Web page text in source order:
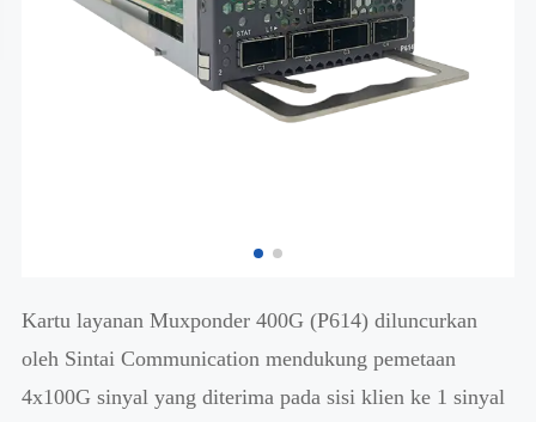
Kartu layanan Muxponder 400G (P614) diluncurkan
oleh Sintai Communication mendukung pemetaan
4x100G sinyal yang diterima pada sisi klien ke 1 sinyal